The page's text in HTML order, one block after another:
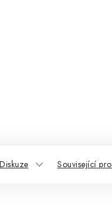
Diskuze Související